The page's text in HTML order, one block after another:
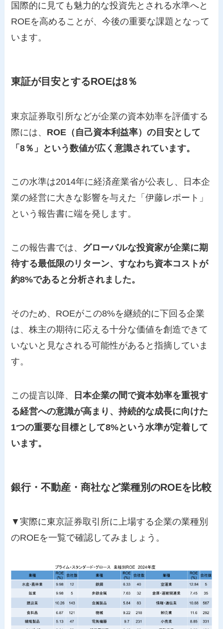
国際的に見ても魅力的な投資先とされる水準へと
ROEを高めることが、今後の重要な課題となって
います。
東証が目安とするROEは8％
東京証券取引所などが企業の資本効率を評価する
際には、 ROE（自己資本利益率）の目安として
「8％」という数値が広く意識されています。
この水準は2014年に経済産業省が公表し、日本企
業の経営に大きな影響を与えた「伊藤レポート」
という報告書に端を発します。
この報告書では、 グローバルな投資家が企業に期
待する最低限のリターン、すなわち資本コストが
約8%であると分析されました。
そのため、ROEがこの8%を継続的に下回る企業
は、株主の期待に応える十分な価値を創造できて
いないと見なされる可能性があると指摘していま
す。
この提言以降、
日本企業の間で資本効率を重視す
る経営への意識が高まり、持続的な成長に向けた
1つの重要な目標として8%という水準が定着して
います。
銀行・不動産・商社など業種別のROEを比較
▼実際に東京証券取引所に上場する企業の業種別
のROEを一覧で確認してみましょう。